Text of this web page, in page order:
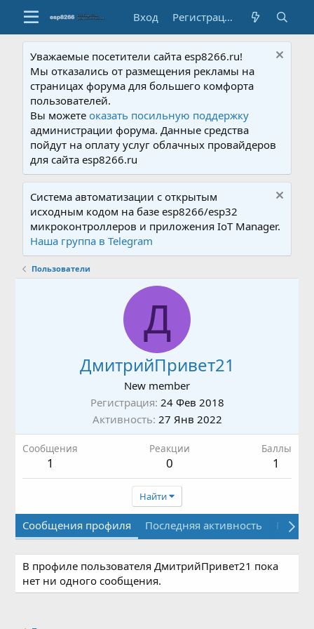
Вход Регистрация
Уважаемые посетители сайта esp8266.ru!
Мы отказались от размещения рекламы на
страницах форума для большего комфорта
пользователей.
Вы можетеоказать посильную поддержку
администрации форума. Данные средства
пойдут на оплату услуг облачных провайдеров
для сайта esp8266.ru
Система автоматизации с открытым
исходным кодом на базе esp8266/esp32
микроконтроллеров и приложения IoT Manager.
Наша группа в Telegram
Пользователи
Д
ДмитрийПривет21
New member
Регистрация 24 Фев 2018
Активность 27 Янв 2022
Сообщения
1
Реакции
0
Баллы
1
Найти
Сообщения профиля Последняя активность
В профиле пользователя ДмитрийПривет21 пока
нет ни одного сообщения.